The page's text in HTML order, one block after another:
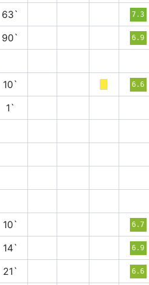
63` 7.3
90` 6.9
10` 6.6
1`
10` 6.7
14` 6.9
21` 6.6